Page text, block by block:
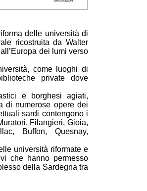
delle università di
ricostruita da Walter
dei lumi verso
come luoghi di
private dove
e borghesi agiati,
di numerose opere dei
sardi contengono i
Filangieri, Gioia,
Buffon, Quesnay,
università riformate e
che hanno permesso
della Sardegna tra